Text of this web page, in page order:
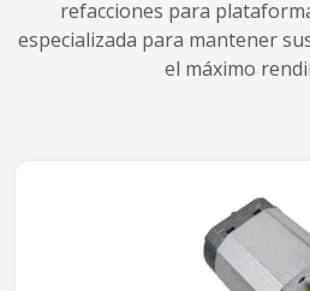
refacciones para
especializada para mantener
el máximo